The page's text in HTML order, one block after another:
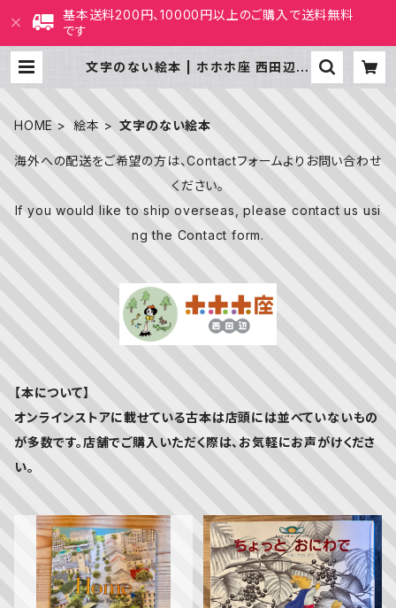
基本送料200円、10000円以上のご購入で送料無料
です
文字のない絵本 | ホホホ座 西田辺
HOME 絵本 文字のない絵本
海外への配送をご希望の方は、Contactフォームよりお問い合わせ
ください。
If you would like to ship overseas, please contact us usi
ng the Contact form.
【本について】
オンラインストアに載せている古本は店頭には並べていないもの
が多数です。店舗でご購入いただく際は、お気軽にお声がけくださ
い。